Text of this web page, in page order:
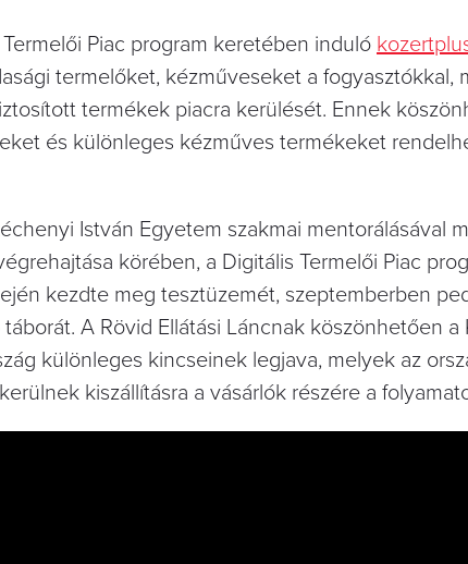
Piac program keretében induló
termelőket, kézműveseket a fogyasztókkal,
termékek piacra kerülését. Ennek
és különleges kézműves termékeket
István Egyetem szakmai mentorálásával
körében, a Digitális Termelői Piac
kezdte meg tesztüzemét, szeptemberben
A Rövid Ellátási Láncnak köszönhetően
különleges kincseinek legjava, melyek az
kiszállításra a vásárlók részére a